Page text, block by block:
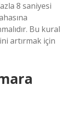
8 saniyesi
Bu kural
artırmak için